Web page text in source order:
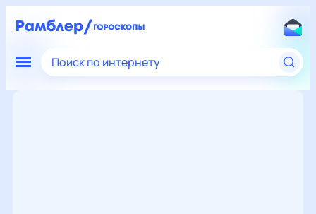
Поиск по интернету